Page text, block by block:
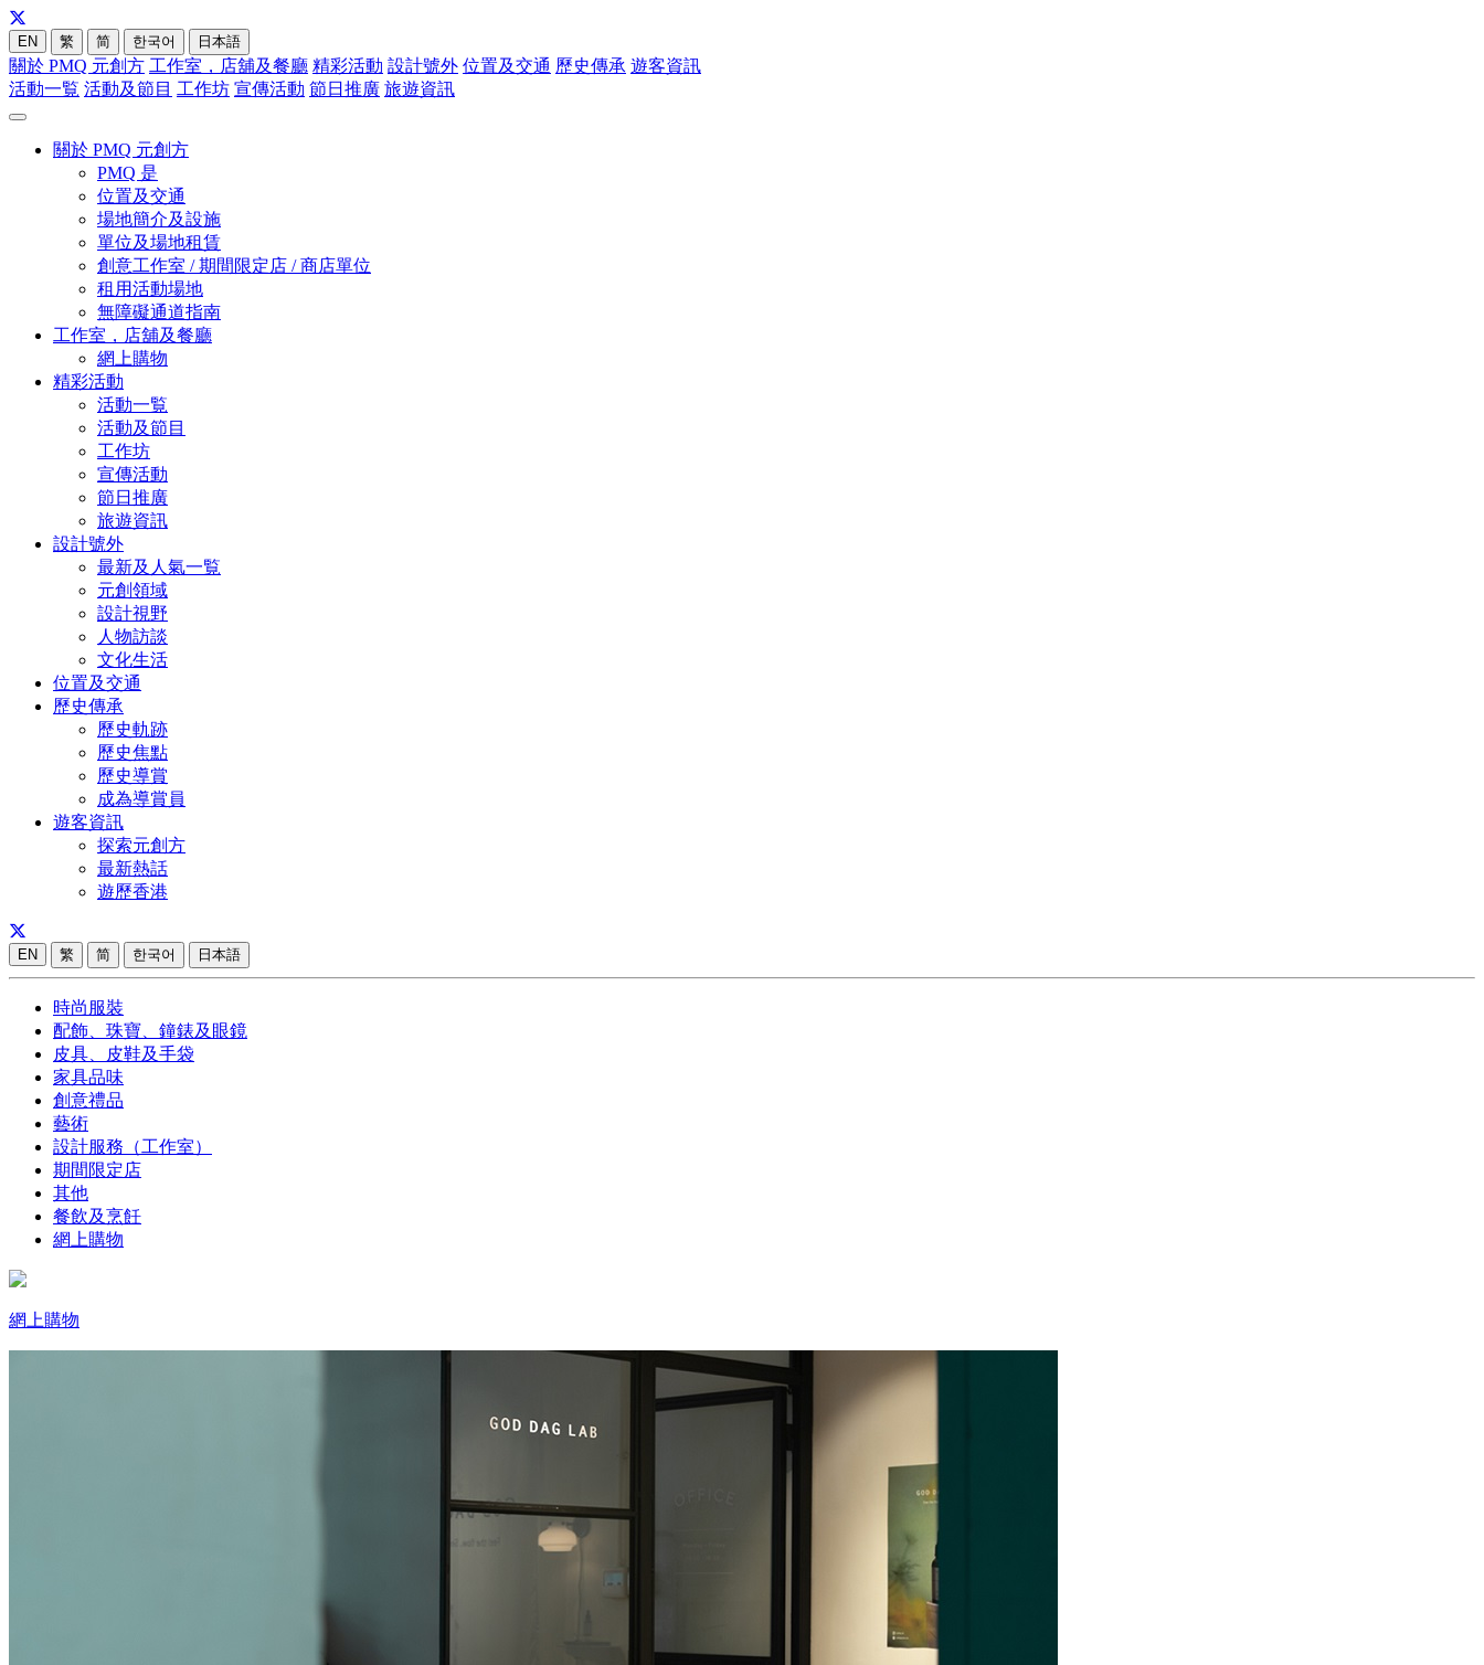
EN 繁 简 한국어 日本語
關於 PMQ 元創方 工作室，店舖及餐廳 精彩活動 設計號外 位置及交通 歷史傳承 遊客資訊
活動一覧 活動及節目 工作坊 宣傳活動 節日推廣 旅遊資訊
關於 PMQ 元創方
PMQ 是
位置及交通
場地簡介及設施
單位及場地租賃
創意工作室 / 期間限定店 / 商店單位
租用活動場地
無障礙通道指南
工作室，店舖及餐廳
網上購物
精彩活動
活動一覧
活動及節目
工作坊
宣傳活動
節日推廣
旅遊資訊
設計號外
最新及人氣一覧
元創領域
設計視野
人物訪談
文化生活
位置及交通
歷史傳承
歷史軌跡
歷史焦點
歷史導賞
成為導賞員
遊客資訊
探索元創方
最新熱話
遊歷香港
EN 繁 简 한국어 日本語
時尚服裝
配飾、珠寶、鐘錶及眼鏡
皮具、皮鞋及手袋
家具品味
創意禮品
藝術
設計服務（工作室）
期間限定店
其他
餐飲及烹飪
網上購物
網上購物